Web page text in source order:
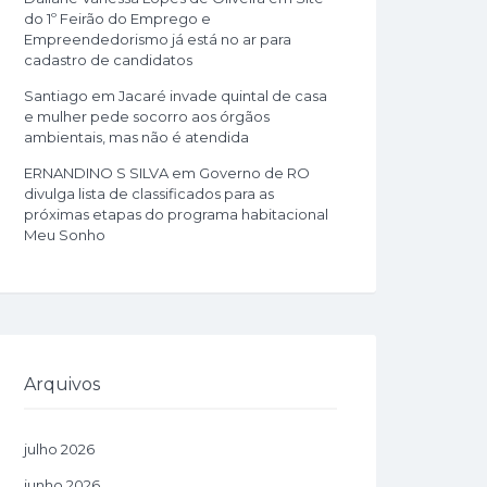
do 1º Feirão do Emprego e
Empreendedorismo já está no ar para
cadastro de candidatos
Santiago em Jacaré invade quintal de casa
e mulher pede socorro aos órgãos
ambientais, mas não é atendida
ERNANDINO S SILVA em Governo de RO
divulga lista de classificados para as
próximas etapas do programa habitacional
Meu Sonho
Arquivos
julho 2026